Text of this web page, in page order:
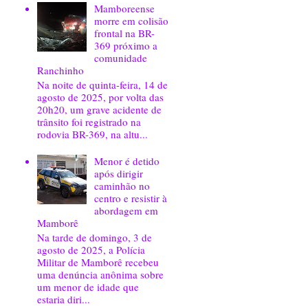
Mamboreense
morre em colisão
frontal na BR-
369 próximo a
comunidade
Ranchinho
Na noite de quinta-feira, 14 de
agosto de 2025, por volta das
20h20, um grave acidente de
trânsito foi registrado na
rodovia BR-369, na altu...
Menor é detido
após dirigir
caminhão no
centro e resistir à
abordagem em
Mamborê
Na tarde de domingo, 3 de
agosto de 2025, a Polícia
Militar de Mamborê recebeu
uma denúncia anônima sobre
um menor de idade que
estaria diri...